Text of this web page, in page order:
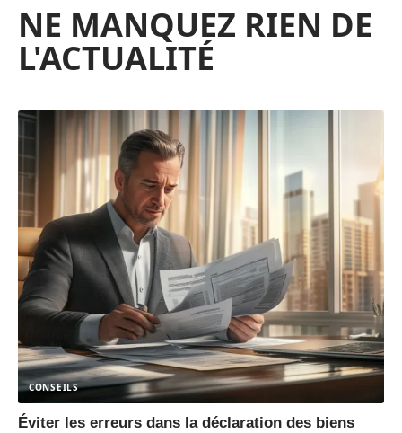
NE MANQUEZ RIEN DE
L'ACTUALITÉ
CONSEILS
Éviter les erreurs dans la déclaration des biens